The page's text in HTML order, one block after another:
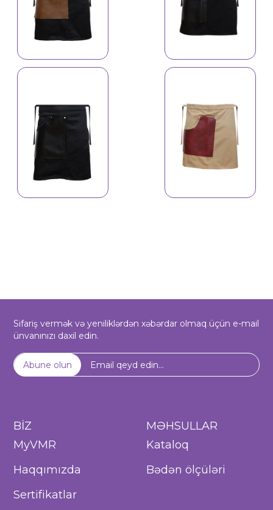
İş önlüyü
İş önlüyü 4639
Sifariş vermək və yeniliklərdən xəbərdar olmaq üçün e-mail
ünvanınızı daxil edin.
Abune olun
BİZ
MyVMR
Haqqımızda
Sertifikatlar
MƏHSULLAR
Kataloq
Bədən ölçüləri